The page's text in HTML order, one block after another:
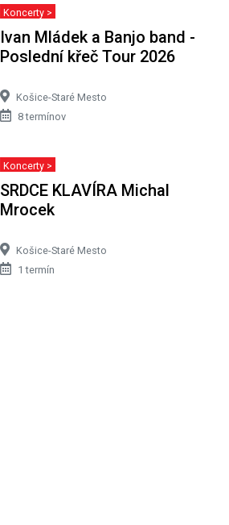
Koncerty >
Ivan Mládek a Banjo band -
Poslední křeč Tour 2026
Košice-Staré Mesto
8 termínov
Koncerty >
SRDCE KLAVÍRA Michal
Mrocek
Košice-Staré Mesto
1 termín